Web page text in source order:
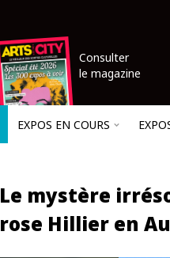
Consulter
le magazine
EXPOS EN COURS
Le mystère
rose Hillier en